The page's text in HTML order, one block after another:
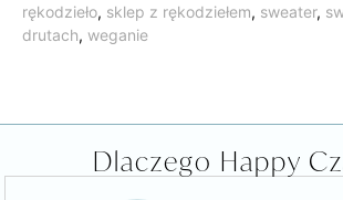
rękodzieło, sklep z rękodziełem, sweater,
drutach, weganie
Dlaczego Happy